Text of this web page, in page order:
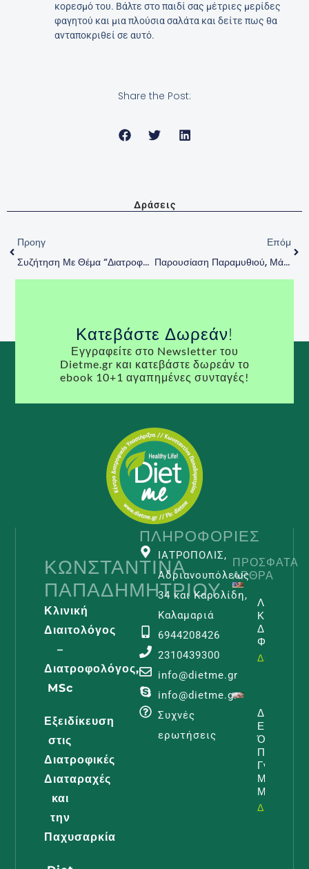
κορεσμό του. Βάλτε στο παιδί σας μέτριες μερίδες
φαγητού και μια πλούσια σαλάτα και δείτε πως θα
ανταποκριθεί σε αυτό.
Share the Post:
Δράσεις
Προηγ
Συζήτηση Με Θέμα “Διατροφή Και Καλοκαίρι” Στην Εκπομπή “Πάνω Απ’ Όλα Η Υγεία Μου” Στο ATLAS TV (Ιούλιος 2021)
Επόμ
Παρουσίαση Παραμυθιού, Μάιος 2023
Κατεβάστε Δωρεάν!
Εγγραφείτε στο Newsletter του
Dietme.gr και κατεβάστε δωρεάν το
ebook 10+1 αγαπημένες συνταγές!
ΚΩΝΣΤΑΝΤΊΝΑ
ΠΑΠΑΔΗΜΗΤΡΊΟΥ
Κλινική
Διαιτολόγος
–
Διατροφολόγος,
MSc
Εξειδίκευση
στις
Διατροφικές
Διαταραχές
και
την
Παχυσαρκία
ΠΛΗΡΟΦΟΡΊΕΣ
ΙΑΤΡΟΠΟΛΙΣ,
Αδριανουπόλεως
34 και Καρολίδη,
Καλαμαριά
6944208426
2310439300
info@dietme.gr
info@dietme.gr
Συχνές
ερωτήσεις
ΠΡΌΣΦΑΤΑ
ΆΡΘΡΑ
Και
Φροντίδα
Διαβάστε
Διατροφή
Όλα Όσα
Πρέπει
Γνωρίζει
Μαμά
Διαβάστε